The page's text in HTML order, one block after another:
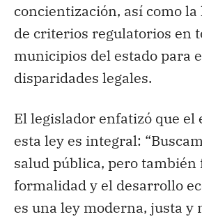
concientización, así como
de criterios regulatorios en
municipios del estado para
disparidades legales.
El legislador enfatizó que el
esta ley es integral:
salud pública, pero
formalidad y el desarrollo
es una ley moderna, justa y